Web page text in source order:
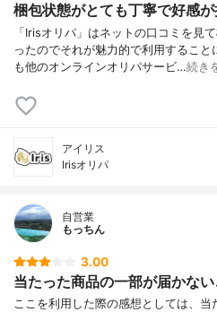
梱包状態がとても丁寧で好感
「Irisオリパ」はネットの口コミを見
ったのでそれが魅力的で利用するこ
も他のオンラインオリパサービ…続き
アイリス
Irisオリパ
自営業
もっちん
3.00
当たった商品の一部が届かな
ここを利用した際の感想としては、